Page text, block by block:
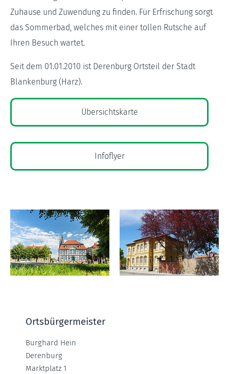
Zuhause und Zuwendung zu finden. Für Erfrischung sorgt
das Sommerbad, welches mit einer tollen Rutsche auf
Ihren Besuch wartet.
Seit dem 01.01.2010 ist Derenburg Ortsteil der Stadt
Blankenburg (Harz).
Übersichtskarte
Infoflyer
Ortsbürgermeister
Burghard Hein
Derenburg
Marktplatz 1